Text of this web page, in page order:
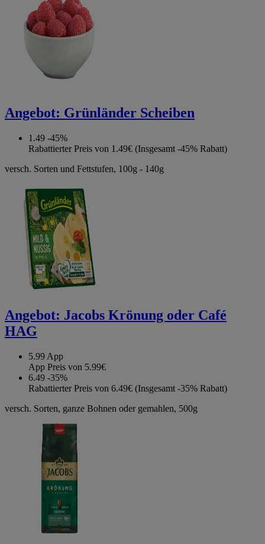
Angebot: Grünländer Scheiben
1.49 -45%
Rabattierter Preis von 1.49€ (Insgesamt -45% Rabatt)
versch. Sorten und Fettstufen, 100g - 140g
Angebot: Jacobs Krönung oder Café
HAG
5.99 App
App Preis von 5.99€
6.49 -35%
Rabattierter Preis von 6.49€ (Insgesamt -35% Rabatt)
versch. Sorten, ganze Bohnen oder gemahlen, 500g